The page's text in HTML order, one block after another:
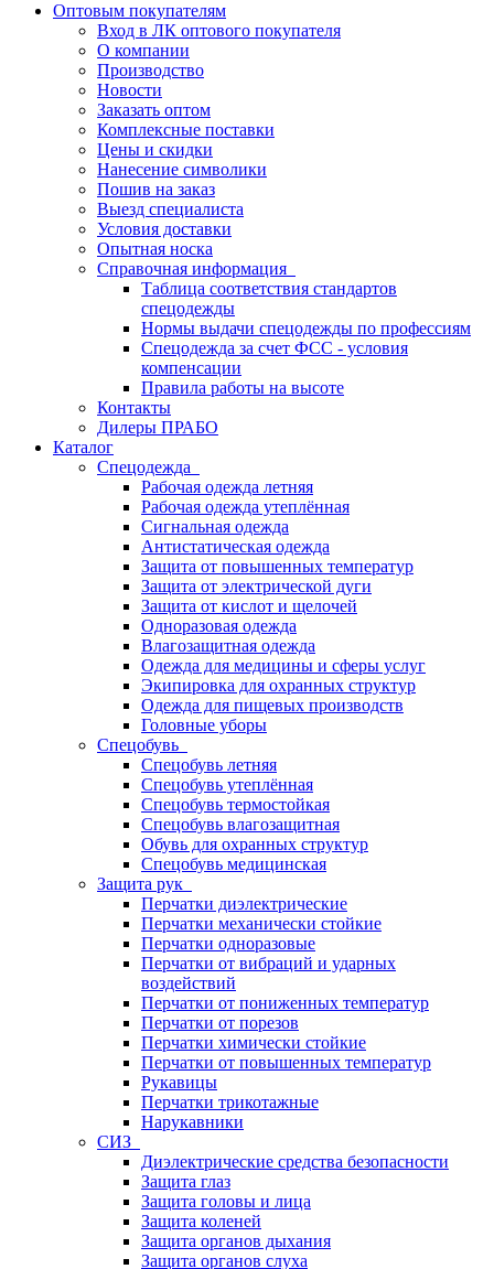
Оптовым покупателям
Вход в ЛК оптового покупателя
О компании
Производство
Новости
Заказать оптом
Комплексные поставки
Цены и скидки
Нанесение символики
Пошив на заказ
Выезд специалиста
Условия доставки
Опытная носка
Справочная информация
Таблица соответствия стандартов
спецодежды
Нормы выдачи спецодежды по профессиям
Спецодежда за счет ФСС - условия
компенсации
Правила работы на высоте
Контакты
Дилеры ПРАБО
Каталог
Спецодежда
Рабочая одежда летняя
Рабочая одежда утеплённая
Сигнальная одежда
Антистатическая одежда
Защита от повышенных температур
Защита от электрической дуги
Защита от кислот и щелочей
Одноразовая одежда
Влагозащитная одежда
Одежда для медицины и сферы услуг
Экипировка для охранных структур
Одежда для пищевых производств
Головные уборы
Спецобувь
Спецобувь летняя
Спецобувь утеплённая
Спецобувь термостойкая
Спецобувь влагозащитная
Обувь для охранных структур
Спецобувь медицинская
Защита рук
Перчатки диэлектрические
Перчатки механически стойкие
Перчатки одноразовые
Перчатки от вибраций и ударных
воздействий
Перчатки от пониженных температур
Перчатки от порезов
Перчатки химически стойкие
Перчатки от повышенных температур
Рукавицы
Перчатки трикотажные
Нарукавники
СИЗ
Диэлектрические средства безопасности
Защита глаз
Защита головы и лица
Защита коленей
Защита органов дыхания
Защита органов слуха